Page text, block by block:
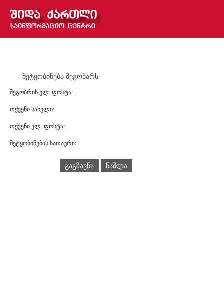
შეტყობინება მეგობარს
მეგობრის ელ. ფოსტა:
თქვენი სახელი:
თქვენი ელ. ფოსტა:
შეტყობინების სათაური:
გაგზავნა წაშლა